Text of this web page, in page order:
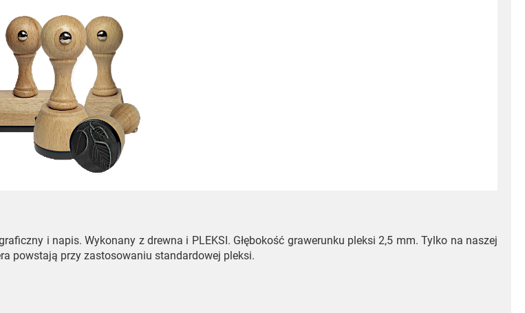
i napis. Wykonany z drewna i PLEKSI. Głębokość grawerunku pleksi 2,5 mm. Tylko na naszej
powstają przy zastosowaniu standardowej pleksi.